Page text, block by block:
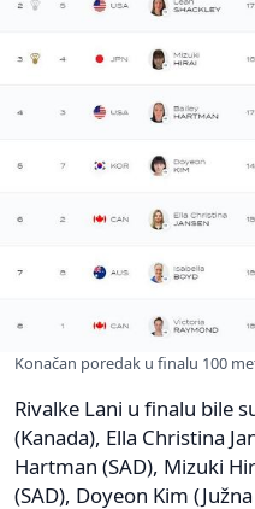
Konačan poredak u finalu 100
Rivalke Lani u finalu bile
(Kanada), Ella Christina
Hartman (SAD), Mizuki
(SAD), Doyeon Kim